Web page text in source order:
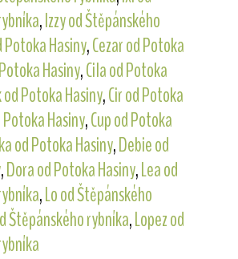
,Izzy od Štěpánského
Potoka Hasiny,Cezar od Potoka
Hasiny,Cila od Potoka
od Potoka Hasiny,Cir od Potoka
Potoka Hasiny,Cup od Potoka
od Potoka Hasiny,Debie od
,Dora od Potoka Hasiny,Lea od
,Lo od Štěpánského
Štěpánského rybníka,Lopez od